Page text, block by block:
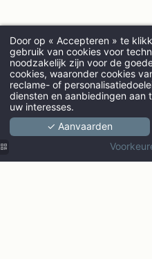
Door op « Accepteren » te
gebruik van cookies voor
noodzakelijk zijn voor de
cookies, waaronder cookies
reclame- of
diensten en aanbiedingen
uw interesses.
✓ Aanvaarden